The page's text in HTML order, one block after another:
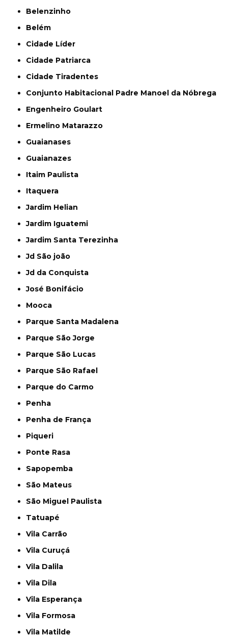
Belenzinho
Belém
Cidade Líder
Cidade Patriarca
Cidade Tiradentes
Conjunto Habitacional Padre Manoel da Nóbrega
Engenheiro Goulart
Ermelino Matarazzo
Guaianases
Guaianazes
Itaim Paulista
Itaquera
Jardim Helian
Jardim Iguatemi
Jardim Santa Terezinha
Jd São joão
Jd da Conquista
José Bonifácio
Mooca
Parque Santa Madalena
Parque São Jorge
Parque São Lucas
Parque São Rafael
Parque do Carmo
Penha
Penha de França
Piqueri
Ponte Rasa
Sapopemba
São Mateus
São Miguel Paulista
Tatuapé
Vila Carrão
Vila Curuçá
Vila Dalila
Vila Dila
Vila Esperança
Vila Formosa
Vila Matilde